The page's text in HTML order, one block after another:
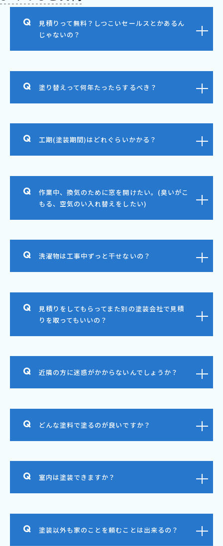
見積りって無料？しつこいセールスとかあるん
じゃないの？
塗り替えって何年たったらするべき？
工期(塗装期間)はどれぐらいかかる？
作業中、換気のために窓を開けたい。(臭いがこ
もる、空気のい入れ替えをしたい)
洗濯物は工事中ずっと干せないの？
見積りをしてもらってまた別の塗装会社で見積
りを取ってもいいの？
近隣の方に迷惑がかからないんでしょうか？
どんな塗料で塗るのが良いですか？
室内は塗装できますか？
塗装以外も家のことを頼むことは出来るの？